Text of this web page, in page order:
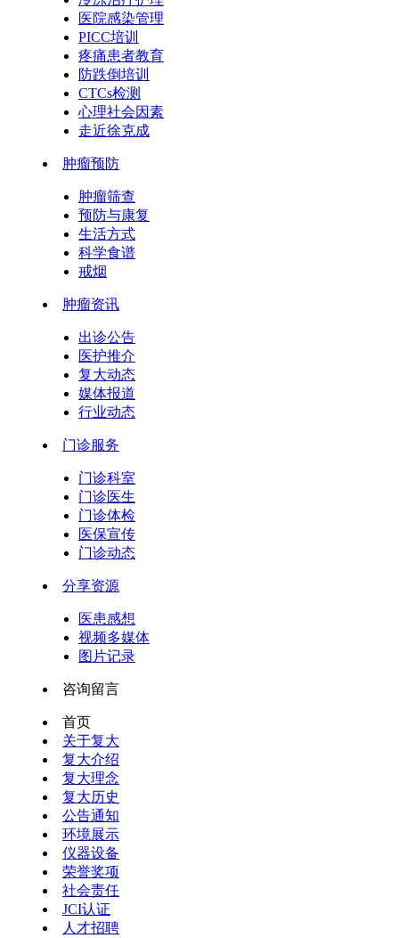
医院感染管理
PICC培训
疼痛患者教育
防跌倒培训
CTCs检测
心理社会因素
走近徐克成
肿瘤预防
肿瘤筛查
预防与康复
生活方式
科学食谱
戒烟
肿瘤资讯
出诊公告
医护推介
复大动态
媒体报道
行业动态
门诊服务
门诊科室
门诊医生
门诊体检
医保宣传
门诊动态
分享资源
医患感想
视频多媒体
图片记录
咨询留言
首页
关于复大
复大介绍
复大理念
复大历史
公告通知
环境展示
仪器设备
荣誉奖项
社会责任
JCI认证
人才招聘